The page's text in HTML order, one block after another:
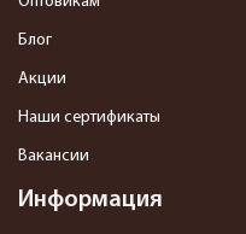
Информация
Блог
Акции
Наши сертификаты
Вакансии